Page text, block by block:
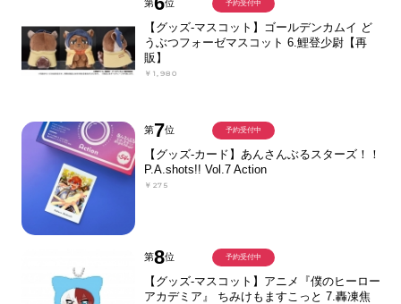
第 位
【グッズ-マスコット】ゴールデンカムイ ど
うぶつフォーゼマスコット 6.鯉登少尉【再
販】
￥1,980
予約受付中
第7位
【グッズ-カード】あんさんぶるスターズ！！
P.A.shots!! Vol.7 Action
￥275
予約受付中
第8位
【グッズ-マスコット】アニメ『僕のヒーロー
アカデミア』 ちみけもますこっと 7.轟凍焦
予約受付中